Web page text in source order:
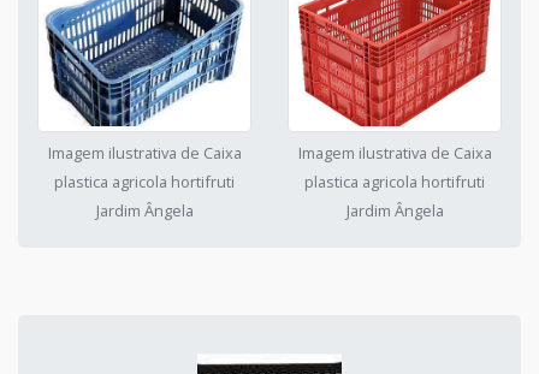
Imagem ilustrativa de Caixa
plastica agricola hortifruti
Jardim Ângela
Imagem ilustrativa de Caixa
plastica agricola hortifruti
Jardim Ângela